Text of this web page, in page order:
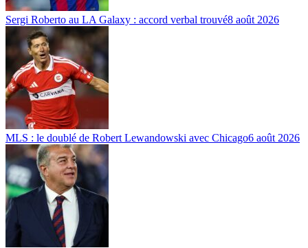
Sergi Roberto au LA Galaxy : accord verbal trouvé8 août 2026
MLS : le doublé de Robert Lewandowski avec Chicago6 août 2026